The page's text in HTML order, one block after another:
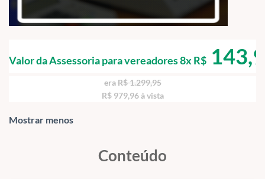
Valor da Assessoria para vereadores 8x R$
eraR$ 1.299,95
R$ 979,96 à vista
Mostrar menos
Conteúdo